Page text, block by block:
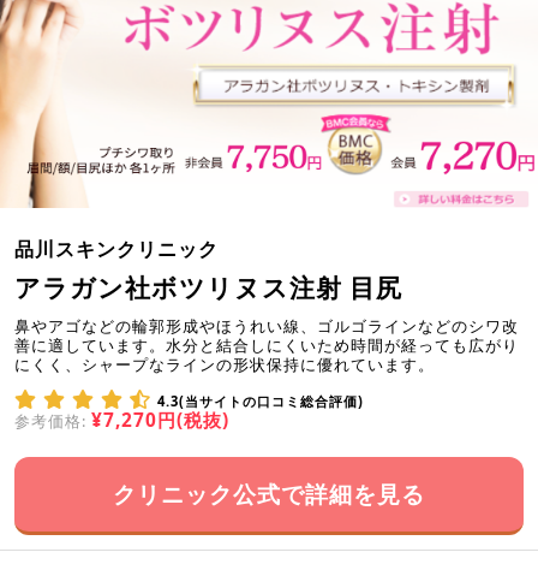
品川スキンクリニック
アラガン社ボツリヌス注射 目尻
鼻やアゴなどの輪郭形成やほうれい線、ゴルゴラインなどのシワ改
善に適しています。水分と結合しにくいため時間が経っても広がり
にくく、シャープなラインの形状保持に優れています。
4.3(当サイトの口コミ総合評価)
参考価格: ¥7,270円(税抜)
クリニック公式で詳細を見る